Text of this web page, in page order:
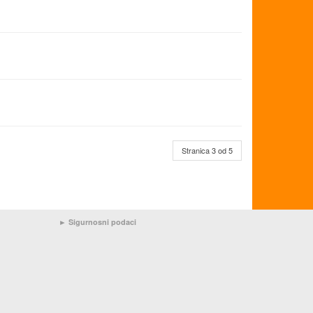
Stranica 3 od 5
► Sigurnosni podaci